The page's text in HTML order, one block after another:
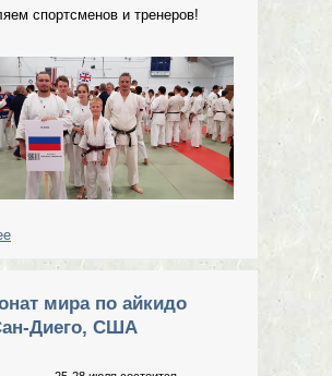
спортсменов и тренеров!
айкидо, результаты. Поздравляем
мира по айкидо
Диего, США